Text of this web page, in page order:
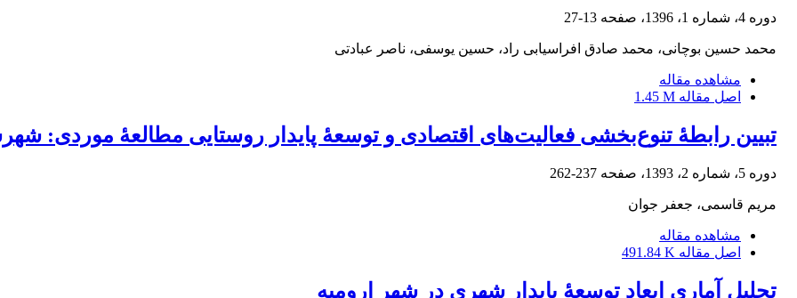
دوره 4، شماره 1، 1396، صفحه 13-27
محمد حسین بوچانی، محمد صادق افراسیابی راد، حسین یوسفی، ناصر عبادتی
مشاهده مقاله
اصل مقاله 1.45 M
تبیین رابطۀ تنوع‌بخشی فعالیت‌های اقتصادی و توسعۀ پایدار روستایی مطالعۀ موردی:
دوره 5، شماره 2، 1393، صفحه 237-262
مریم قاسمی، جعفر جوان
مشاهده مقاله
اصل مقاله 491.84 K
تحلیل آماری ابعاد توسعۀ پایدار شهری در شهر ارومیه